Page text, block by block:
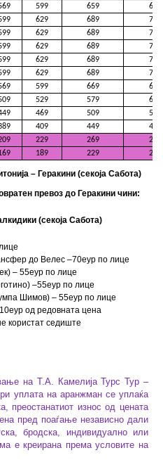
599 659 679
629 689 709
629 689 709
629 689 709
629 689 709
629 689 709
599 669 689
529 579 609
469 509 549
409 449 479
229 269 299
189 229 249
– Геракини (секоја Сабота)
превоз до Геракини чини:
(секоја Сабота)
до Велес –70еур по лице
– 55еур по лице
–55еур по лице
Шимов) – 55еур по лице
од редовната цена
користат седиште
на Т.А. Камелија Турс Тур –
уплата на аранжман се уплаќа
преостанатиот износ од цената
пред поаѓање независно дали
бродска, индивидуално или
е креирана према условите на